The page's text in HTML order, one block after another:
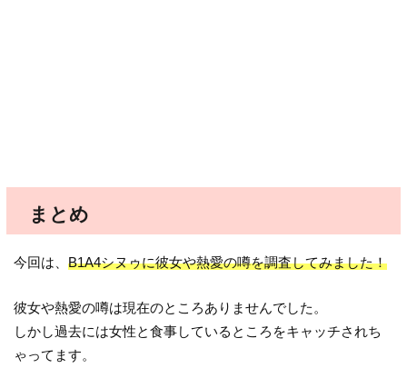
まとめ
今回は、B1A4シヌゥに彼女や熱愛の噂を調査してみました！
彼女や熱愛の噂は現在のところありませんでした。
しかし過去には女性と食事しているところをキャッチされち
ゃってます。